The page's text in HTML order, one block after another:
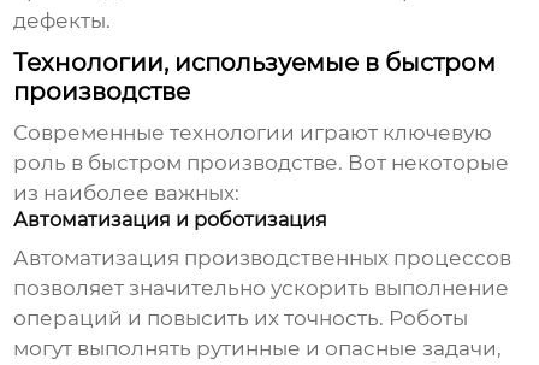
дефекты.
Технологии, используемые в быстром
производстве
Современные технологии играют ключевую
роль в быстром производстве. Вот некоторые
из наиболее важных:
Автоматизация и роботизация
Автоматизация производственных процессов
позволяет значительно ускорить выполнение
операций и повысить их точность. Роботы
могут выполнять рутинные и опасные задачи,